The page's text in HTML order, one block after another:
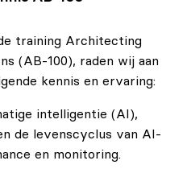
in bedrijfswerklasten.
die zich willen
AI-ontwerpen.
agents, copilots en
ontwerpbeslissingen.
modellen en
training Architecting
(AB-100), raden wij aan
kennis en ervaring:
intelligentie (AI),
de levenscyclus van AI-
en monitoring.